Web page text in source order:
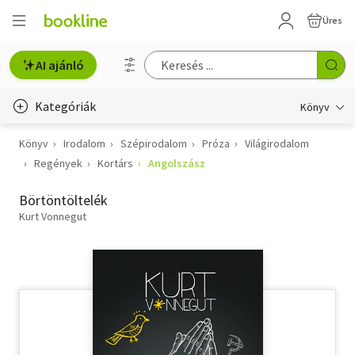
Üres
AI ajánló
Kategóriák Könyv
Életmód, egészség
Gyermek- és ifjúsági
Hobbi, szabadidő
Könyv Irodalom Szépirodalom Próza
Világirodalom
Regények
Kortárs Angolszász
Börtöntöltelék
Kurt Vonnegut